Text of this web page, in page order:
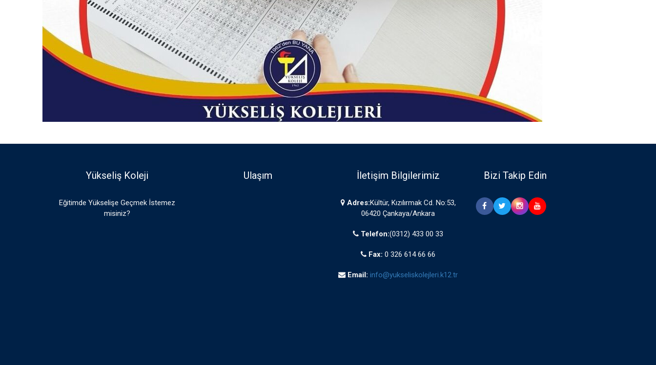
Yükseliş Koleji
Eğitimde Yükselişe Geçmek İstemez
misiniz?
Ulaşım İletişim Bilgilerimiz
Adres:Kültür, Kızılırmak Cd. No:53,
06420 Çankaya/Ankara
Telefon:(0312) 433 00 33
Fax: 0 326 614 66 66
Email: info@yukseliskolejleri.k12.tr
Bizi Takip Edin